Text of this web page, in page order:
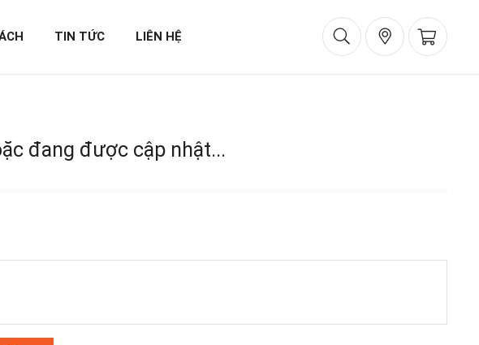
TIN TỨC LIÊN HỆ
đang được cập nhật...